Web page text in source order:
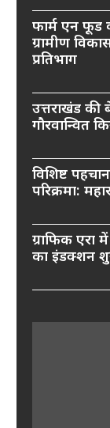
फार्म एन फूड
ग्रामीण
प्रतिभाग
उत्तराखंड की
गौरवान्वित
विशिष्ट
परिक्रमा:
ग्राफिक एरा
का इंडक्शन